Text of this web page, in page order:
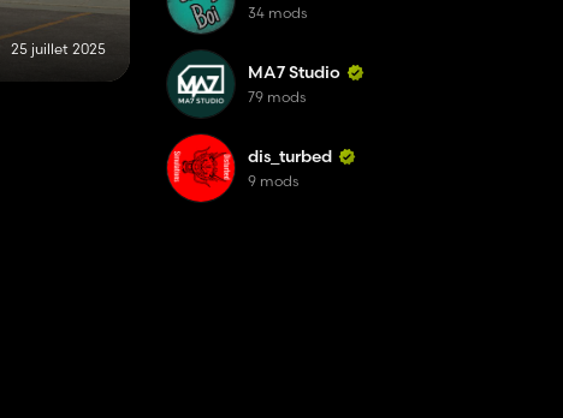
25 juillet 2025
34 mods
MA7 Studio
79 mods
dis_turbed
9 mods